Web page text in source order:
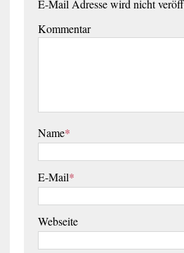
E-Mail Adresse wird nicht
Kommentar
Name*
E-Mail*
Webseite